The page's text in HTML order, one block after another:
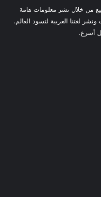
من خلال نشر معلومات هامة
لغتنا العربية لتسود العالم.
أسرع.